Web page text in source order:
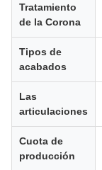
Tratamiento
de la Corona
Tipos de
acabados
Las
articulaciones
Cuota de
producción